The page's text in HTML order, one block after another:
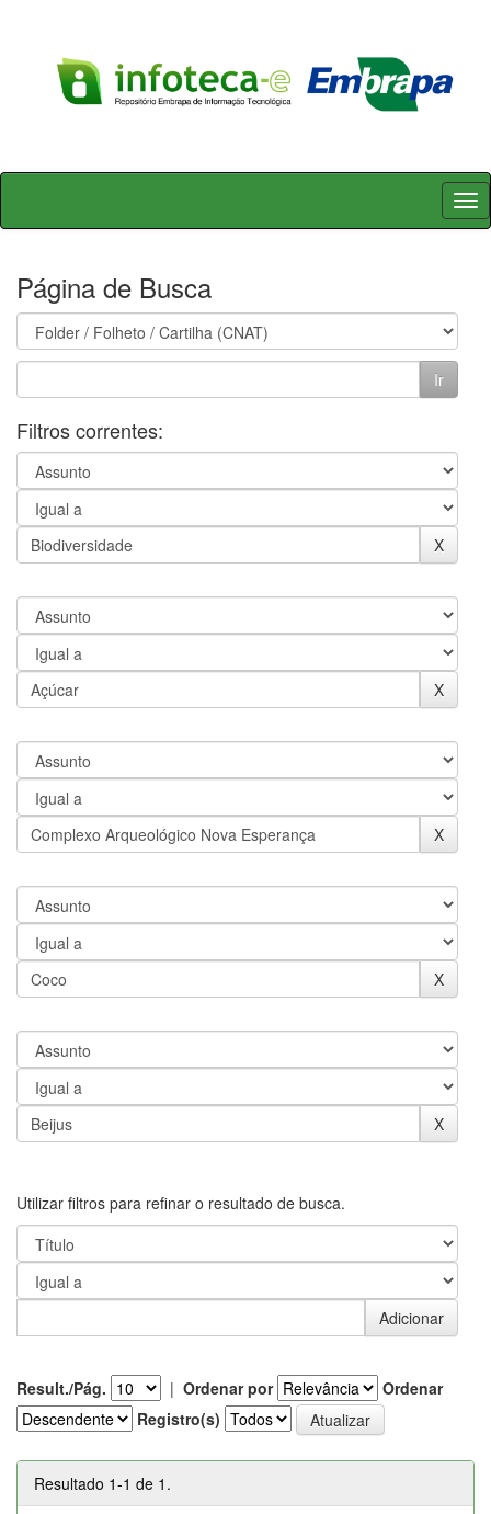
Skip
Página de Busca
Filtros correntes:
Utilizar filtros para refinar o resultado de busca.
Result./Pág. | Ordenar por
Ordenar
Registro(s)
Resultado 1-1 de 1.